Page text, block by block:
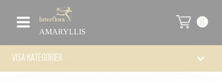
AMARYLLIS
0
VISA KATEGORIER